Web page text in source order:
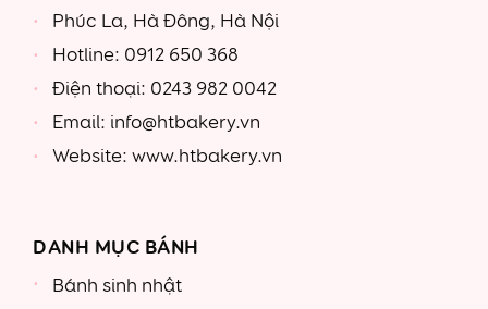
Phúc La, Hà Đông, Hà Nội
Hotline: 0912 650 368
Điện thoại: 0243 982 0042
Email: info@htbakery.vn
Website: www.htbakery.vn
DANH MỤC BÁNH
Bánh sinh nhật